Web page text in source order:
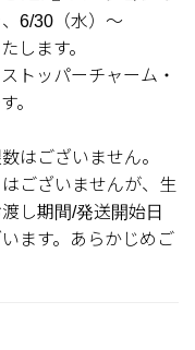
6/30（水）～
します。
トッパーチャーム・
。
はございません。
ございませんが、生
し期間/発送開始日
ます。あらかじめご